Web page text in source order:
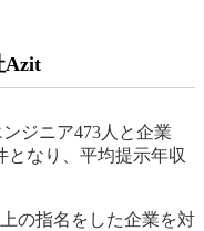
Azit
ジニア473人と企業
となり、平均提示年収
の指名をした企業を対